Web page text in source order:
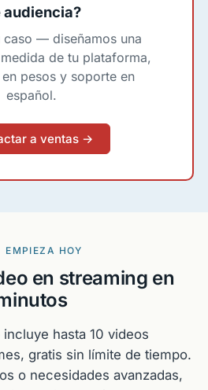
audiencia?
caso — diseñamos una
de tu plataforma,
pesos y soporte en
español.
a ventas →
EMPIEZA HOY
en streaming en
incluye hasta 10 videos
gratis sin límite de tiempo.
o necesidades avanzadas,